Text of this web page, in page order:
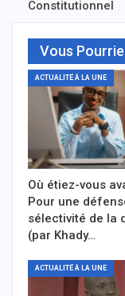
Constitutionnel
Vous
ACTUALITÉ À LA UNE
Où étiez-vous
Pour une
sélectivité de la
(par Khady…
ACTUALITÉ À LA UNE